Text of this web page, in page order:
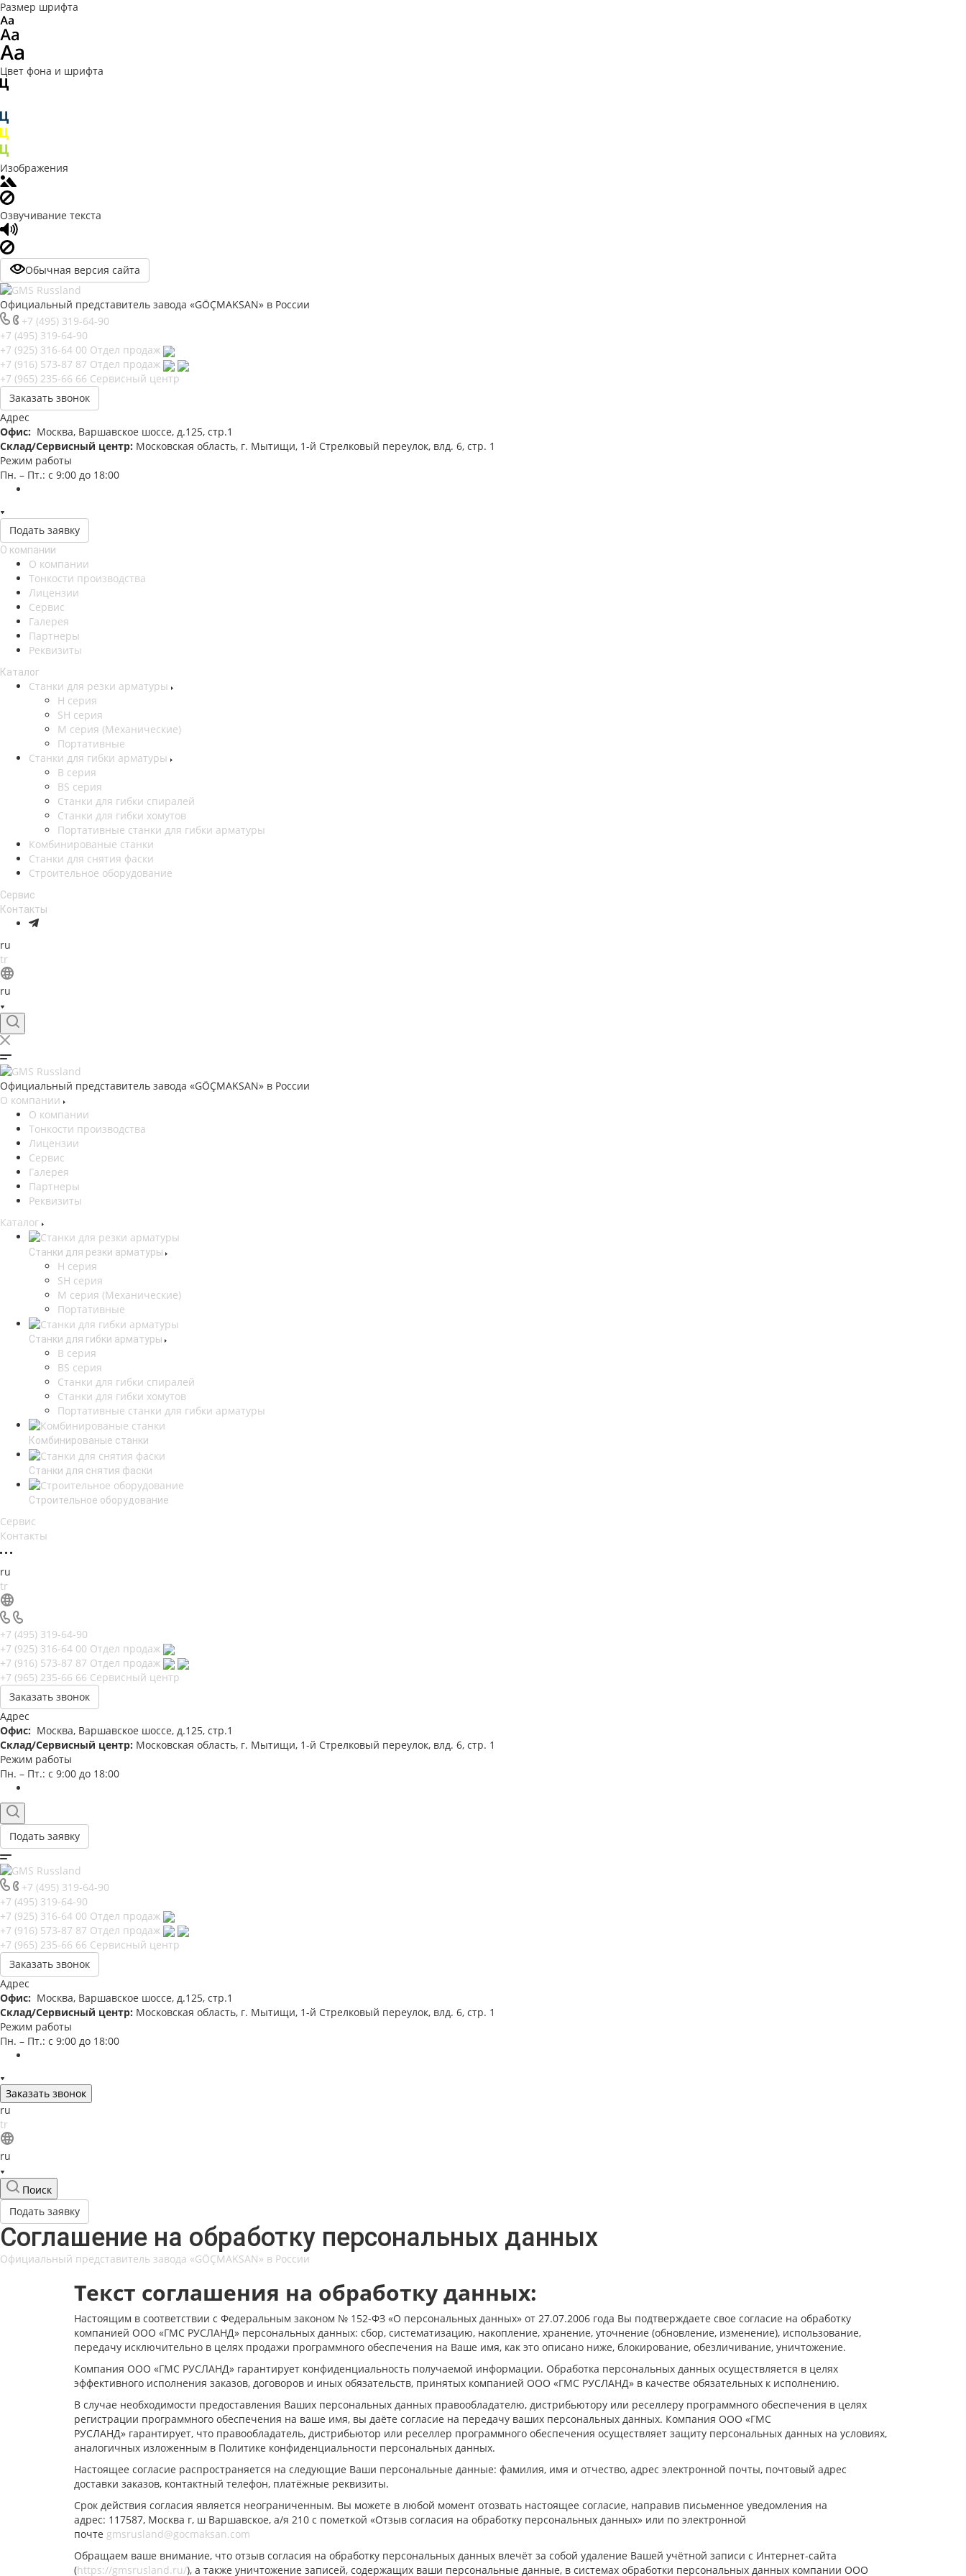
Размер шрифта
Цвет фона и шрифта
Изображения
Озвучивание текста
Обычная версия сайта
Официальный представитель завода «GÖÇMAKSAN» в России
+7 (495) 319-64-90
+7 (495) 319-64-90
+7 (925) 316-64 00 Отдел продаж
+7 (916) 573-87 87 Отдел продаж
+7 (965) 235-66 66 Сервисный центр
Заказать звонок
Адрес
Офис: Москва, Варшавское шоссе, д.125, стр.1
Склад/Сервисный центр: Московская область, г. Мытищи, 1-й Стрелковый переулок, влд. 6, стр. 1
Режим работы
Пн. – Пт.: с 9:00 до 18:00
Подать заявку
О компании
О компании
Тонкости производства
Лицензии
Сервис
Галерея
Партнеры
Реквизиты
Каталог
Станки для резки арматуры
H серия
SH серия
М серия (Механические)
Портативные
Станки для гибки арматуры
B серия
BS серия
Станки для гибки спиралей
Станки для гибки хомутов
Портативные станки для гибки арматуры
Комбинированые станки
Станки для снятия фаски
Строительное оборудование
Сервис
Контакты
ru
tr
ru
Официальный представитель завода «GÖÇMAKSAN» в России
О компании
О компании
Тонкости производства
Лицензии
Сервис
Галерея
Партнеры
Реквизиты
Каталог
Станки для резки арматуры
H серия
SH серия
М серия (Механические)
Портативные
Станки для гибки арматуры
B серия
BS серия
Станки для гибки спиралей
Станки для гибки хомутов
Портативные станки для гибки арматуры
Комбинированые станки
Станки для снятия фаски
Строительное оборудование
Сервис
Контакты
ru
tr
+7 (495) 319-64-90
+7 (925) 316-64 00 Отдел продаж
+7 (916) 573-87 87 Отдел продаж
+7 (965) 235-66 66 Сервисный центр
Заказать звонок
Адрес
Офис: Москва, Варшавское шоссе, д.125, стр.1
Склад/Сервисный центр: Московская область, г. Мытищи, 1-й Стрелковый переулок, влд. 6, стр. 1
Режим работы
Пн. – Пт.: с 9:00 до 18:00
Подать заявку
+7 (495) 319-64-90
+7 (495) 319-64-90
+7 (925) 316-64 00 Отдел продаж
+7 (916) 573-87 87 Отдел продаж
+7 (965) 235-66 66 Сервисный центр
Заказать звонок
Адрес
Офис: Москва, Варшавское шоссе, д.125, стр.1
Склад/Сервисный центр: Московская область, г. Мытищи, 1-й Стрелковый переулок, влд. 6, стр. 1
Режим работы
Пн. – Пт.: с 9:00 до 18:00
Заказать звонок
ru
tr
ru
Поиск
Подать заявку
Соглашение на обработку персональных данных
Официальный представитель завода «GÖÇMAKSAN» в России
Текст соглашения на обработку данных:
Настоящим в соответствии с Федеральным законом № 152-ФЗ «О персональных данных» от 27.07.2006 года Вы подтверждаете свое согласие на обработку
компанией ООО «ГМС РУСЛАНД» персональных данных: сбор, систематизацию, накопление, хранение, уточнение (обновление, изменение), использование,
передачу исключительно в целях продажи программного обеспечения на Ваше имя, как это описано ниже, блокирование, обезличивание, уничтожение.
Компания ООО «ГМС РУСЛАНД» гарантирует конфиденциальность получаемой информации. Обработка персональных данных осуществляется в целях
эффективного исполнения заказов, договоров и иных обязательств, принятых компанией ООО «ГМС РУСЛАНД» в качестве обязательных к исполнению.
В случае необходимости предоставления Ваших персональных данных правообладателю, дистрибьютору или реселлеру программного обеспечения в целях
регистрации программного обеспечения на ваше имя, вы даёте согласие на передачу ваших персональных данных. Компания ООО «ГМС
РУСЛАНД» гарантирует, что правообладатель, дистрибьютор или реселлер программного обеспечения осуществляет защиту персональных данных на условиях,
аналогичных изложенным в Политике конфиденциальности персональных данных.
Настоящее согласие распространяется на следующие Ваши персональные данные: фамилия, имя и отчество, адрес электронной почты, почтовый адрес
доставки заказов, контактный телефон, платёжные реквизиты.
Срок действия согласия является неограниченным. Вы можете в любой момент отозвать настоящее согласие, направив письменное уведомления на
адрес: 117587, Москва г, ш Варшавское, а/я 210 с пометкой «Отзыв согласия на обработку персональных данных» или по электронной
почте gmsrusland@gocmaksan.com
Обращаем ваше внимание, что отзыв согласия на обработку персональных данных влечёт за собой удаление Вашей учётной записи с Интернет-сайта
(https://gmsrusland.ru/), а также уничтожение записей, содержащих ваши персональные данные, в системах обработки персональных данных компании ООО